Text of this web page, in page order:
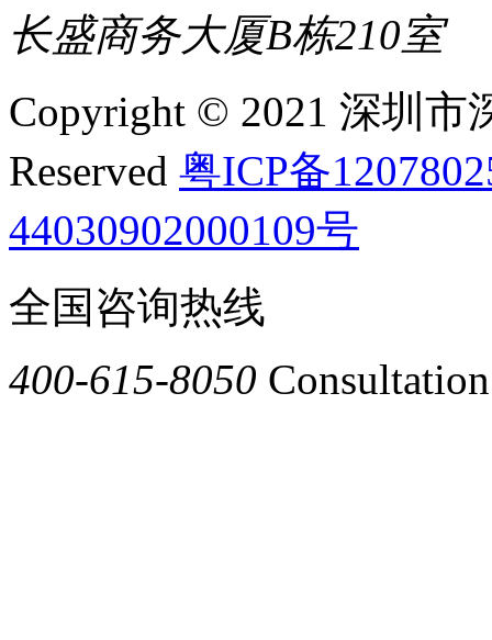
长盛商务大厦B栋210室
Copyright © 2021 深圳市
Reserved 粤ICP备
44030902000109号
全国咨询热线
400-615-8050